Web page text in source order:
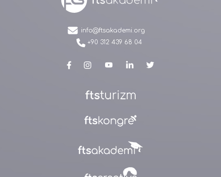
info@ftsakademi.org
+90 312 439 68 04